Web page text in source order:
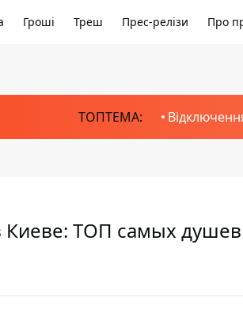
Гроші Треш Прес-релізи Про
ТОПТЕМА:
Киеве: ТОП самых